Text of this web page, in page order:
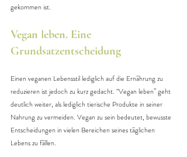
gekommen ist.
Vegan leben. Eine
Grundsatzentscheidung
Einen veganen Lebensstil lediglich auf die Ernährung zu
reduzieren ist jedoch zu kurz gedacht. “Vegan leben” geht
deutlich weiter, als lediglich tierische Produkte in seiner
Nahrung zu vermeiden. Vegan zu sein bedeutet, bewusste
Entscheidungen in vielen Bereichen seines täglichen
Lebens zu fällen.